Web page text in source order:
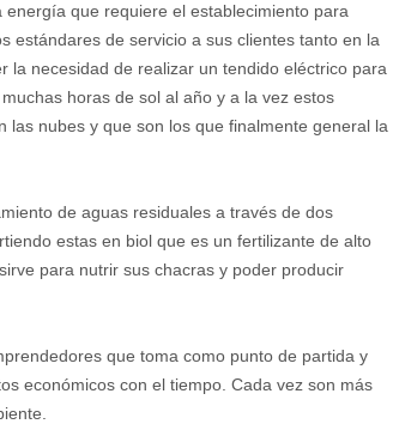
energía que requiere el establecimiento para
estándares de servicio a sus clientes tanto en la
la necesidad de realizar un tendido eléctrico para
horas de sol al año y a la vez estos
nubes y que son los que finalmente general la
de aguas residuales a través de dos
estas en biol que es un fertilizante de alto
para nutrir sus chacras y poder producir
que toma como punto de partida y
económicos con el tiempo. Cada vez son más